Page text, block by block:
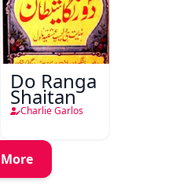
Do Ranga
Shaitan
Charlie Garlos